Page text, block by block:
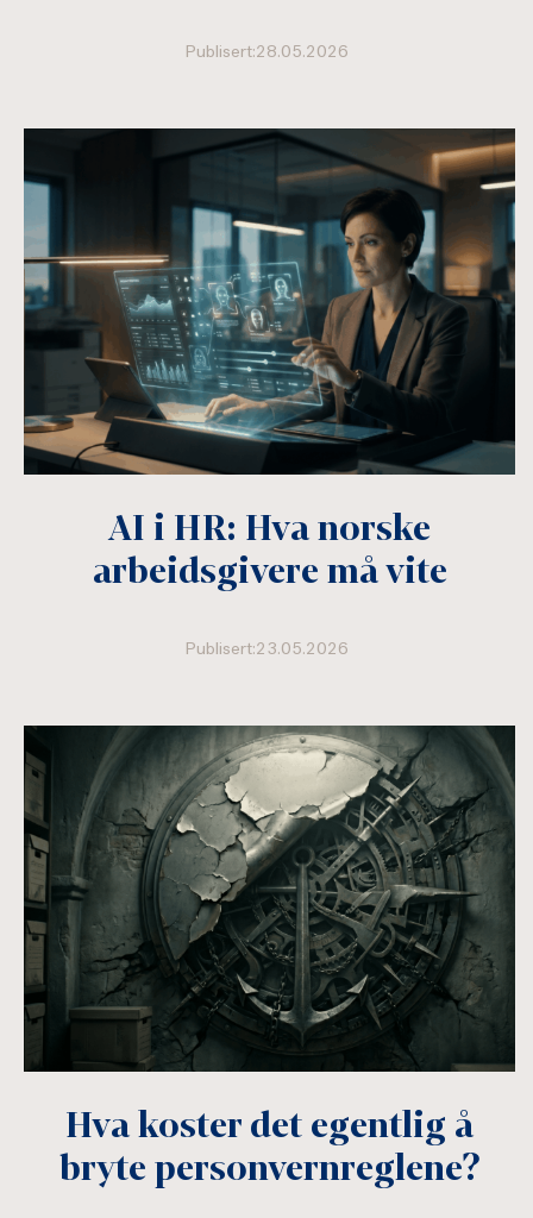
Publisert:28.05.2026
AI i HR: Hva norske
arbeidsgivere må vite
Publisert:23.05.2026
Hva koster det egentlig å
bryte personvernreglene?